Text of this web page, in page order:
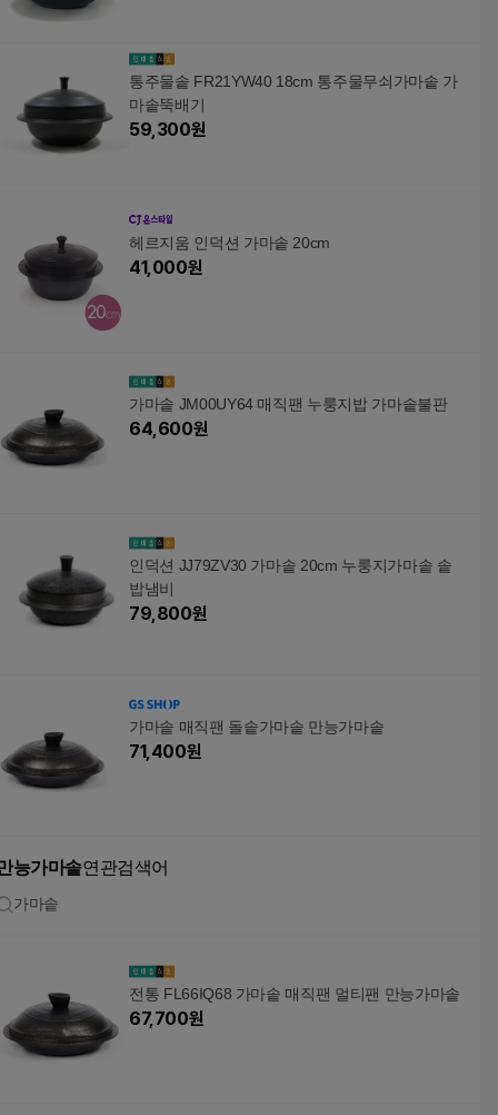
통주물솥 FR21YW40 18cm 통주물무쇠가마솥 가
마솥뚝배기
59,300원
헤르지움 인덕션 가마솥 20cm
41,000원
가마솥 JM00UY64 매직팬 누룽지밥 가마솥불판
64,600원
인덕션 JJ79ZV30 가마솥 20cm 누룽지가마솥 솥
밥냄비
79,800원
가마솥 매직팬 돌솥가마솥 만능가마솥
71,400원
능가마솥연관검색어
가마솥
전통 FL66IQ68 가마솥 매직팬 멀티팬 만능가마솥
67,700원